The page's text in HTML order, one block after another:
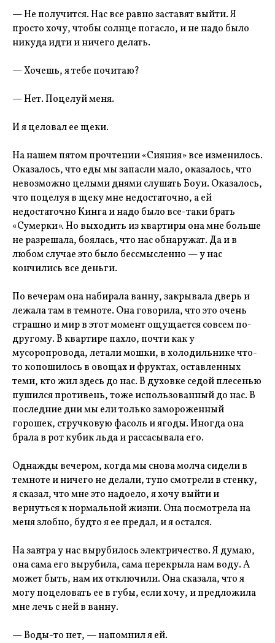
— Не получится. Нас все равно заставят выйти. Я
просто хочу, чтобы солнце погасло, и не надо было
никуда идти и ничего делать.
— Хочешь, я тебе почитаю?
— Нет. Поцелуй меня.
И я целовал ее щеки.
На нашем пятом прочтении «Сияния» все изменилось.
Оказалось, что еды мы запасли мало, оказалось, что
невозможно целыми днями слушать Боуи. Оказалось,
что поцелуя в щеку мне недостаточно, а ей
недостаточно Кинга и надо было все-таки брать
«Сумерки». Но выходить из квартиры она мне больше
не разрешала, боялась, что нас обнаружат. Да и в
любом случае это было бессмысленно — у нас
кончились все деньги.
По вечерам она набирала ванну, закрывала дверь и
лежала там в темноте. Она говорила, что это очень
страшно и мир в этот момент ощущается совсем по-
другому. В квартире пахло, почти как у
мусоропровода, летали мошки, в холодильнике что-
то копошилось в овощах и фруктах, оставленных
теми, кто жил здесь до нас. В духовке седой плесенью
пушился противень, тоже использованный до нас. В
последние дни мы ели только замороженный
горошек, стручковую фасоль и ягоды. Иногда она
брала в рот кубик льда и рассасывала его.
Однажды вечером, когда мы снова молча сидели в
темноте и ничего не делали, тупо смотрели в стенку,
я сказал, что мне это надоело, я хочу выйти и
вернуться к нормальной жизни. Она посмотрела на
меня злобно, будто я ее предал, и я остался.
На завтра у нас вырубилось электричество. Я думаю,
она сама его вырубила, сама перекрыла нам воду. А
может быть, нам их отключили. Она сказала, что я
могу поцеловать ее в губы, если хочу, и предложила
мне лечь с ней в ванну.
— Воды-то нет, — напомнил я ей.